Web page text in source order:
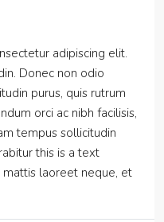
adipiscing elit.
Donec non odio
purus, quis rutrum
orci ac nibh facilisis,
tempus sollicitudin
this is a text
laoreet neque, et